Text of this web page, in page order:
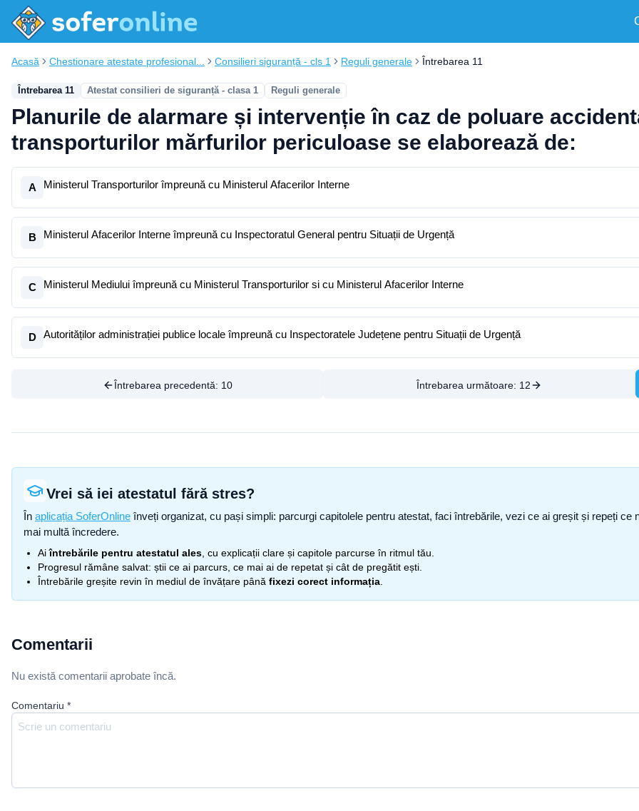
Acasă Chestionare atestate profesional... Consilieri siguranță - cls 1 Reguli generale Întrebarea 11
Întrebarea 11 Atestat consilieri de siguranță - clasa 1 Reguli generale
Planurile de alarmare și intervenție în caz de poluare
transporturilor mărfurilor periculoase se elaborează de:
A Ministerul Transporturilor împreună cu Ministerul Afacerilor Interne
B Ministerul Afacerilor Interne împreună cu Inspectoratul General pentru Situații de Urgență
C Ministerul Mediului împreună cu Ministerul Transporturilor si cu Ministerul Afacerilor Interne
D Autorităților administrației publice locale împreună cu Inspectoratele Județene pentru Situații de Urgență
Întrebarea precedentă: 10 Întrebarea următoare: 12
Vrei să iei atestatul fără stres?
În aplicația SoferOnline înveți organizat, cu pași simpli: parcurgi capitolele pentru atestat, faci întrebările, vezi ce ai greșit și repeți
mai multă încredere.
Aiîntrebările pentru atestatul ales , cu explicații clare și capitole parcurse în ritmul tău.
Progresul rămâne salvat: știi ce ai parcurs, ce mai ai de repetat și cât de pregătit ești.
Întrebările greșite revin în mediul de învățare până fixezi corect informația
Comentarii
Nu există comentarii aprobate încă.
Comentariu *